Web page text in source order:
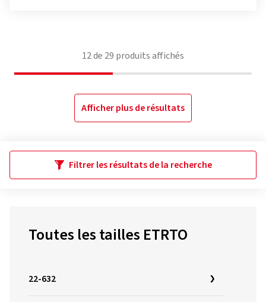
12de 29 produits affichés
Afficher plus de résultats
Filtrer les résultats de la recherche
Toutes les tailles ETRTO
22-632